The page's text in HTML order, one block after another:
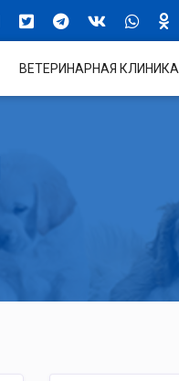
ВЕТЕРИНАРНАЯ КЛИНИКА